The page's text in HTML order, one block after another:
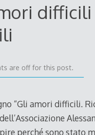
difficili
are off for this post.
“Gli amori difficili.
perché sono stato